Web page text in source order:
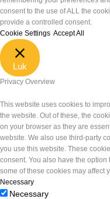
consent to the use of ALL the
provide a controlled consent.
Cookie Settings Accept All
Luk
Privacy Overview
This website uses cookies to
the website. Out of these, the
on your browser as they are
website. We also use third-party
you use this website. These
consent. You also have the
some of these cookies may affect
Necessary
Necessary